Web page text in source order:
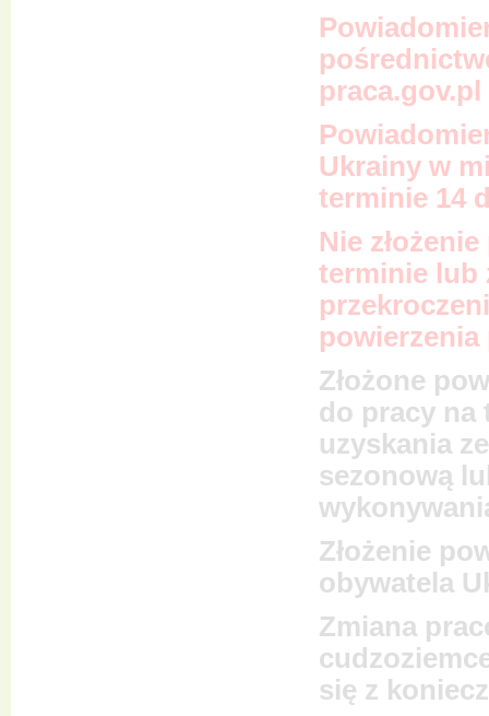
praca.gov.pl
Ukrainy w
terminie 14
Nie
terminie lub
powierzenia
Złożone
do pracy na
uzyskania
sezonową
Złożenie
obywatela
Zmiana
się z